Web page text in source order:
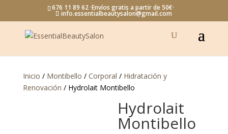
676 11 89 62 ·Envíos gratis a partir de 50€·
info.essentialbeautysalon@gmail.com
Inicio / Montibello / Corporal / Hidratación y
Renovación / Hydrolait Montibello
Hydrolait
Montibello